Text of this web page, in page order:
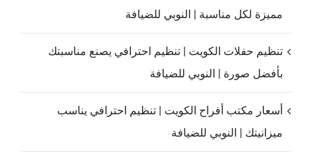
مميزة لكل مناسبة | النوبي للضيافة
تنظيم حفلات الكويت | تنظيم احترافي يصنع مناسبتك
بأفضل صورة | النوبي للضيافة
أسعار مكتب أفراح الكويت | تنظيم احترافي يناسب
ميزانيتك | النوبي للضيافة